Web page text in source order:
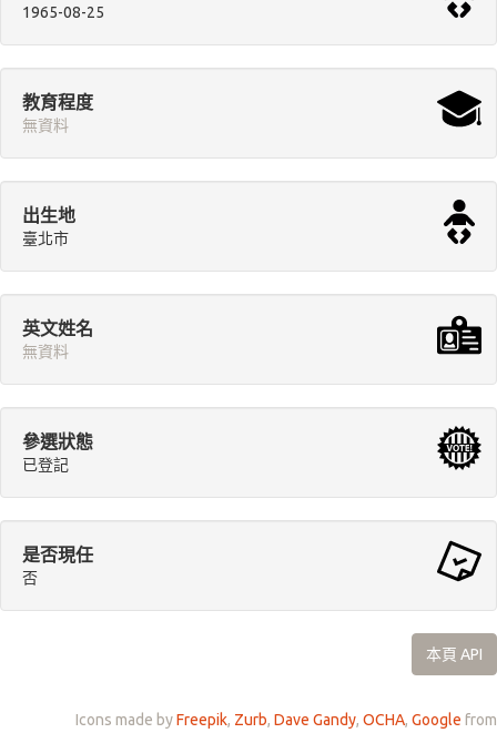
1965-08-25
教育程度
無資料
出生地
臺北市
英文姓名
無資料
參選狀態
已登記
是否現任
否
本頁 API
Icons made byFreepik, Zurb, Dave Gandy, OCHA, Google from